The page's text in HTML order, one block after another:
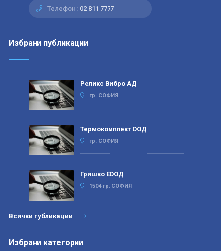
Телефон : 02 811 7777
Избрани публикации
Реликс Вибро АД
гр. СОФИЯ
Термокомплект ООД
гр. СОФИЯ
Гришко ЕООД
1504 гр. СОФИЯ
Всички публикации
Избрани категории